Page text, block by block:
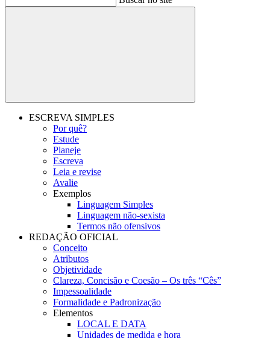
Buscar
ESCREVA SIMPLES
Por quê?
Estude
Planeje
Escreva
Leia e revise
Avalie
Exemplos
Linguagem Simples
Linguagem não-sexista
Termos não ofensivos
REDAÇÃO OFICIAL
Conceito
Atributos
Objetividade
Clareza, Concisão e Coesão – Os três “Cês”
Impessoalidade
Formalidade e Padronização
Elementos
LOCAL E DATA
Unidades de medida e hora